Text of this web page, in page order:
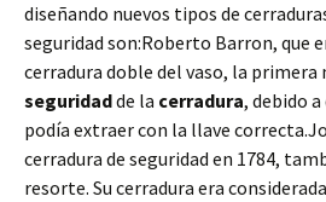
diseñando nuevos tipos de
seguridad son:Roberto Barron, que
cerradura doble del vaso, la
seguridadde la cerradura, debido
podía extraer con la llave
cerradura de seguridad en 1784,
resorte. Su cerradura era